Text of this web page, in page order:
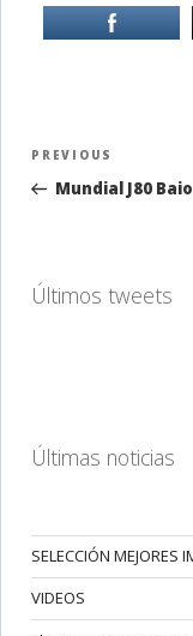
Navegación
entradas
Previous
Post
PREVIOUS
Mundial J80
Últimos tweets
Últimas noticias
SELECCIÓN MEJORES
VIDEOS